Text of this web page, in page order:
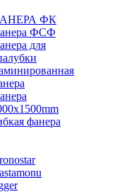
ФК
ФСФ
для
фанера